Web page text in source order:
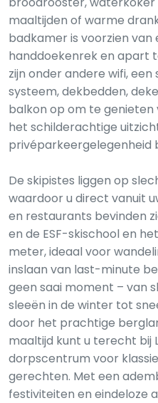
maaltijden of warme
badkamer is voorzien
handdoekenrek en apart
zijn onder andere wifi, een
systeem, dekbedden,
balkon op om te
het schilderachtige
privéparkeergelegenheid
De skipistes liggen op
waardoor u direct vanuit
en restaurants bevinden
en de ESF-skischool en
meter, ideaal voor
inslaan van last-minute
geen saai moment – van
sleeën in de winter tot
door het prachtige
maaltijd kunt u terecht bij
dorpscentrum voor
gerechten. Met een
festiviteiten en eindeloze